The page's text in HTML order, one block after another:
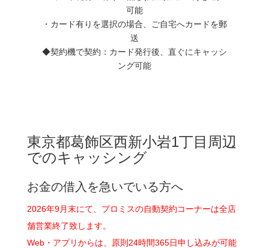
可能
・カード有りを選択の場合、ご自宅へカードを郵
送
◆契約機で契約：カード発行後、直ぐにキャッシ
ング可能
東京都葛飾区西新小岩1丁目周辺
でのキャッシング
お金の借入を急いでいる方へ
2026年9月末にて、プロミスの自動契約コーナーは全店
舗営業終了致します。
Web・アプリからは、原則24時間365日申し込みが可能